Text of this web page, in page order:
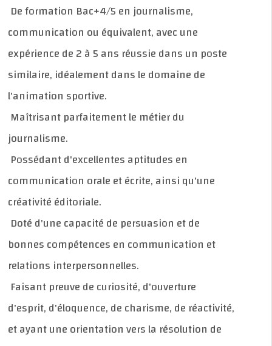
De formation Bac+4/5 en journalisme,
communication ou équivalent, avec une
expérience de 2 à 5 ans réussie dans un poste
similaire, idéalement dans le domaine de
l'animation sportive.
Maîtrisant parfaitement le métier du
journalisme.
Possédant d'excellentes aptitudes en
communication orale et écrite, ainsi qu'une
créativité éditoriale.
Doté d'une capacité de persuasion et de
bonnes compétences en communication et
relations interpersonnelles.
Faisant preuve de curiosité, d'ouverture
d'esprit, d'éloquence, de charisme, de réactivité,
et ayant une orientation vers la résolution de